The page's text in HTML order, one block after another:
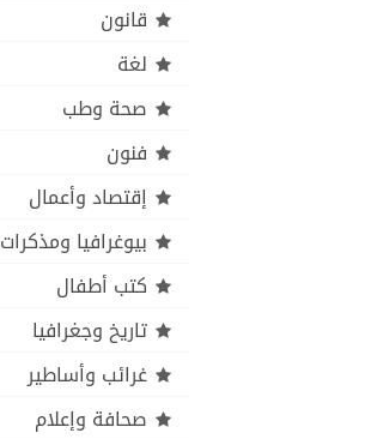
قانون
لغة
صحة وطب
فنون
إقتصاد وأعمال
بيوغرافيا ومذكرات
كتب أطفال
تاريخ وجغرافيا
غرائب وأساطير
صحافة وإعلام